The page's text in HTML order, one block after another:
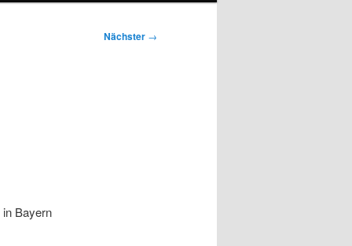
Nächster →
Bayern